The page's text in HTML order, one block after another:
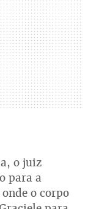
o juiz
para a
o corpo